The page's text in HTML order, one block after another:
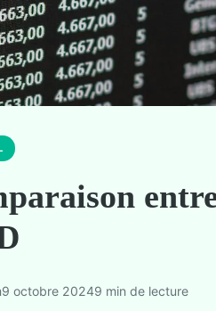
9 octobre 20249 min de lecture